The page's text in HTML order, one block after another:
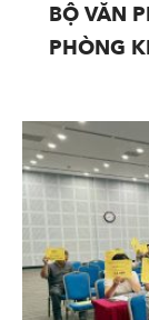
BỘ VĂN
PHÒNG